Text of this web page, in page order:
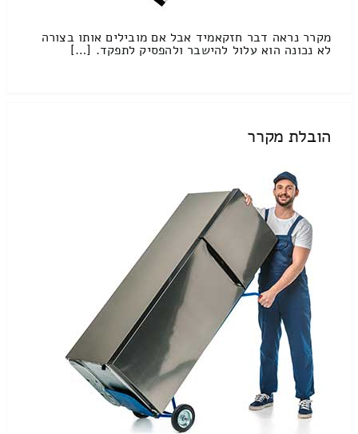
מקרר נראה דבר חזקאמיד אבל אם מובילים אותו בצורה
לא נכונה הוא עלול להישבר ולהפסיק לתפקד. […]
הובלת מקרר